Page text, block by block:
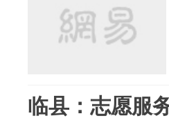
临县：志愿服